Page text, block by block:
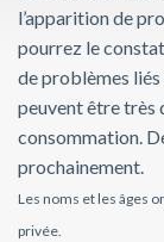
l’apparition de
pourrez le
de problèmes
peuvent être très
consommation.
prochainement.
Les noms et les âges
privée.